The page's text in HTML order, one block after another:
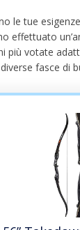
le tue
effettuato
più votate
fasce di